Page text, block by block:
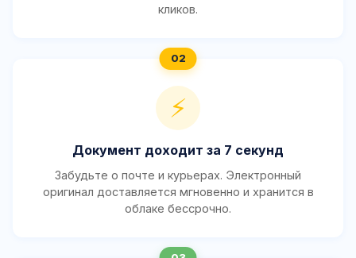
кликов.
⚡
Документ доходит за 7 секунд
Забудьте о почте и курьерах. Электронный
оригинал доставляется мгновенно и хранится в
облаке бессрочно.